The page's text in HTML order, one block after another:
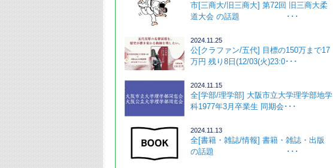
市[三商大/旧三商大] 第72回 旧三商大柔
道大会 の話題 ･･･
2024.11.25
公[クラファン/五代] 目標の150万まで17
万円 残り8日(12/03(火)23:0･･･
2024.11.15
全[学部/理学部] 大阪市立大学理学部地学
科1977年3月卒業生 同期会･･･
2024.11.13
全[書籍・雑誌/情報] 書籍・雑誌・出版
の話題 ･･･